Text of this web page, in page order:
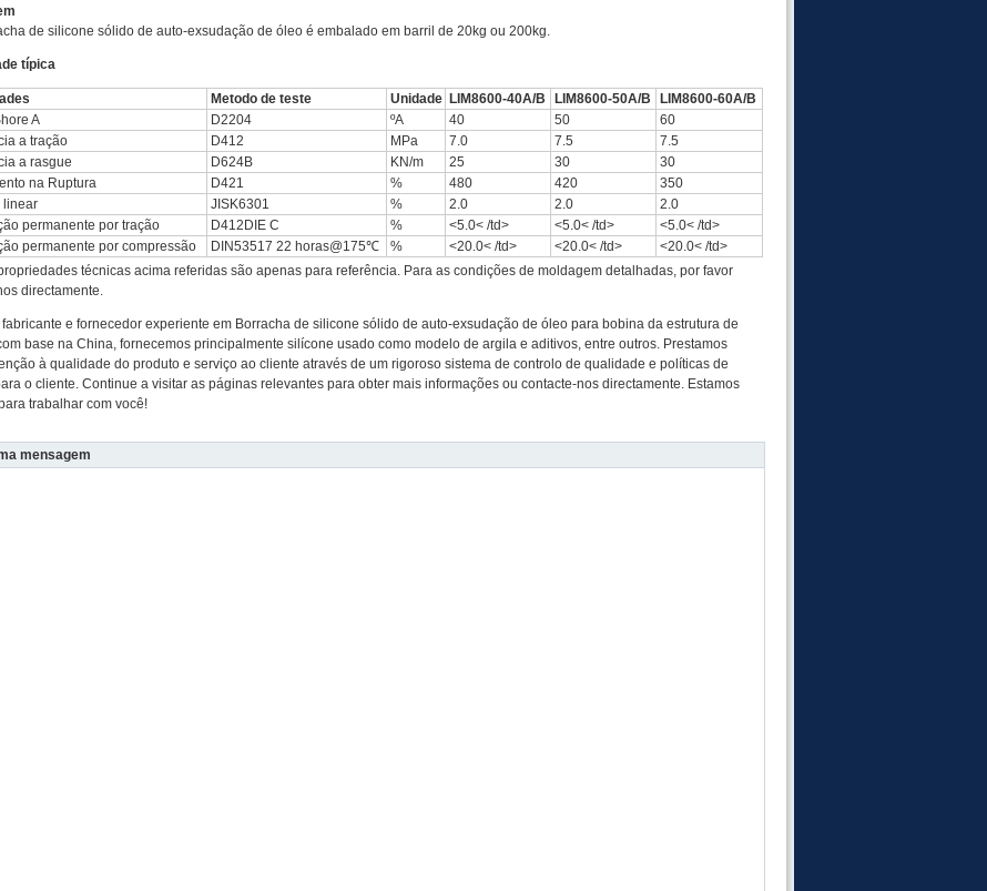
de silicone sólido de auto-exsudação de óleo é embalado em barril de 20kg ou 200kg.
típica
Metodo de teste Unidade LIM8600-40A/B LIM8600-50A/B
LIM8600-60A/B
A
D2204 ºA 40 50
60
a tração
D412 MPa 7.0 7.5
7.5
a rasgue
D624B KN/m 25 30
30
na Ruptura
D421 % 480 420
350
linear
JISK6301 % 2.0 2.0
2.0
permanente por tração
D412DIE C % <5.0< /td> <5.0< /td>
<5.0< /td>
permanente por compressão
DIN53517 22 horas@175℃ % <20.0< /td> <20.0< /td>
<20.0< /td>
técnicas acima referidas são apenas para referência. Para as condições de moldagem detalhadas, por favor
directamente.
e fornecedor experiente em Borracha de silicone sólido de auto-exsudação de óleo para bobina da estrutura de
base na China, fornecemos principalmente silícone usado como modelo de argila e aditivos, entre outros. Prestamos
à qualidade do produto e serviço ao cliente através de um rigoroso sistema de controlo de qualidade e políticas de
o cliente. Continue a visitar as páginas relevantes para obter mais informações ou contacte-nos directamente. Estamos
trabalhar com você!
mensagem